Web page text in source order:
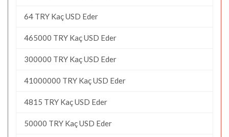
64 TRY Kaç USD Eder
465000 TRY Kaç USD Eder
300000 TRY Kaç USD Eder
41000000 TRY Kaç USD Eder
4815 TRY Kaç USD Eder
50000 TRY Kaç USD Eder